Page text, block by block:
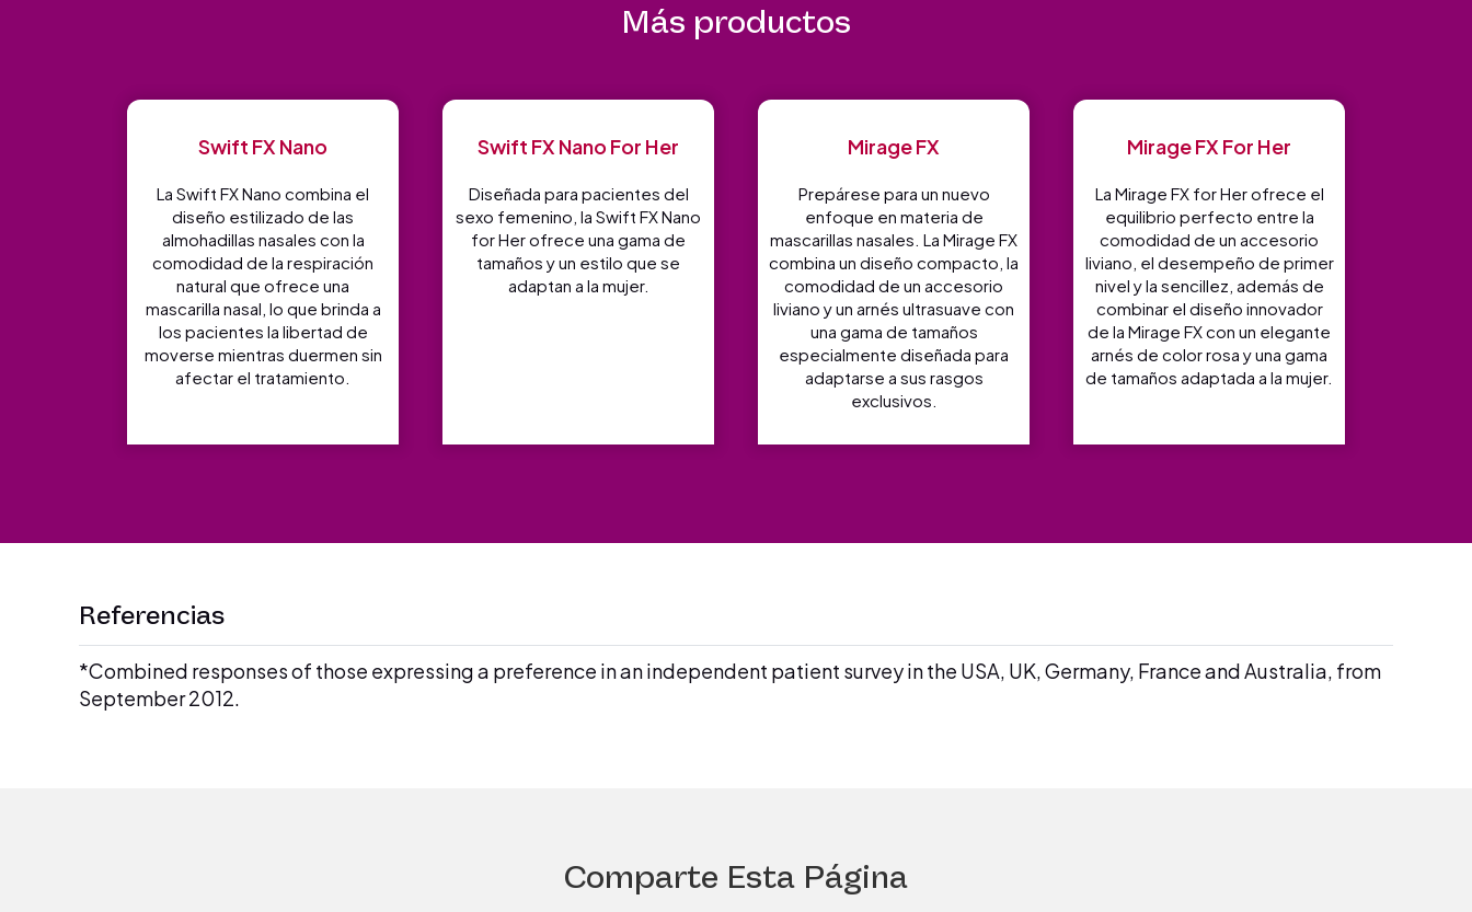
Más productos
Swift FX Nano
La Swift FX Nano combina el
diseño estilizado de las
almohadillas nasales con la
comodidad de la respiración
natural que ofrece una
mascarilla nasal, lo que brinda a
los pacientes la libertad de
moverse mientras duermen sin
afectar el tratamiento.
Swift FX Nano For Her
Diseñada para pacientes del
sexo femenino, la Swift FX Nano
for Her ofrece una gama de
tamaños y un estilo que se
adaptan a la mujer.
Mirage FX
Prepárese para un nuevo
enfoque en materia de
mascarillas nasales. La Mirage FX
combina un diseño compacto, la
comodidad de un accesorio
liviano y un arnés ultrasuave con
una gama de tamaños
especialmente diseñada para
adaptarse a sus rasgos
exclusivos.
Mirage FX For Her
La Mirage FX for Her ofrece el
equilibrio perfecto entre la
comodidad de un accesorio
liviano, el desempeño de primer
nivel y la sencillez, además de
combinar el diseño innovador
de la Mirage FX con un elegante
arnés de color rosa y una gama
de tamaños adaptada a la mujer.
Referencias
*Combined responses of those expressing a preference in an independent patient survey in the USA, UK, Germany, France and Australia, from
September 2012.
Comparte Esta Página